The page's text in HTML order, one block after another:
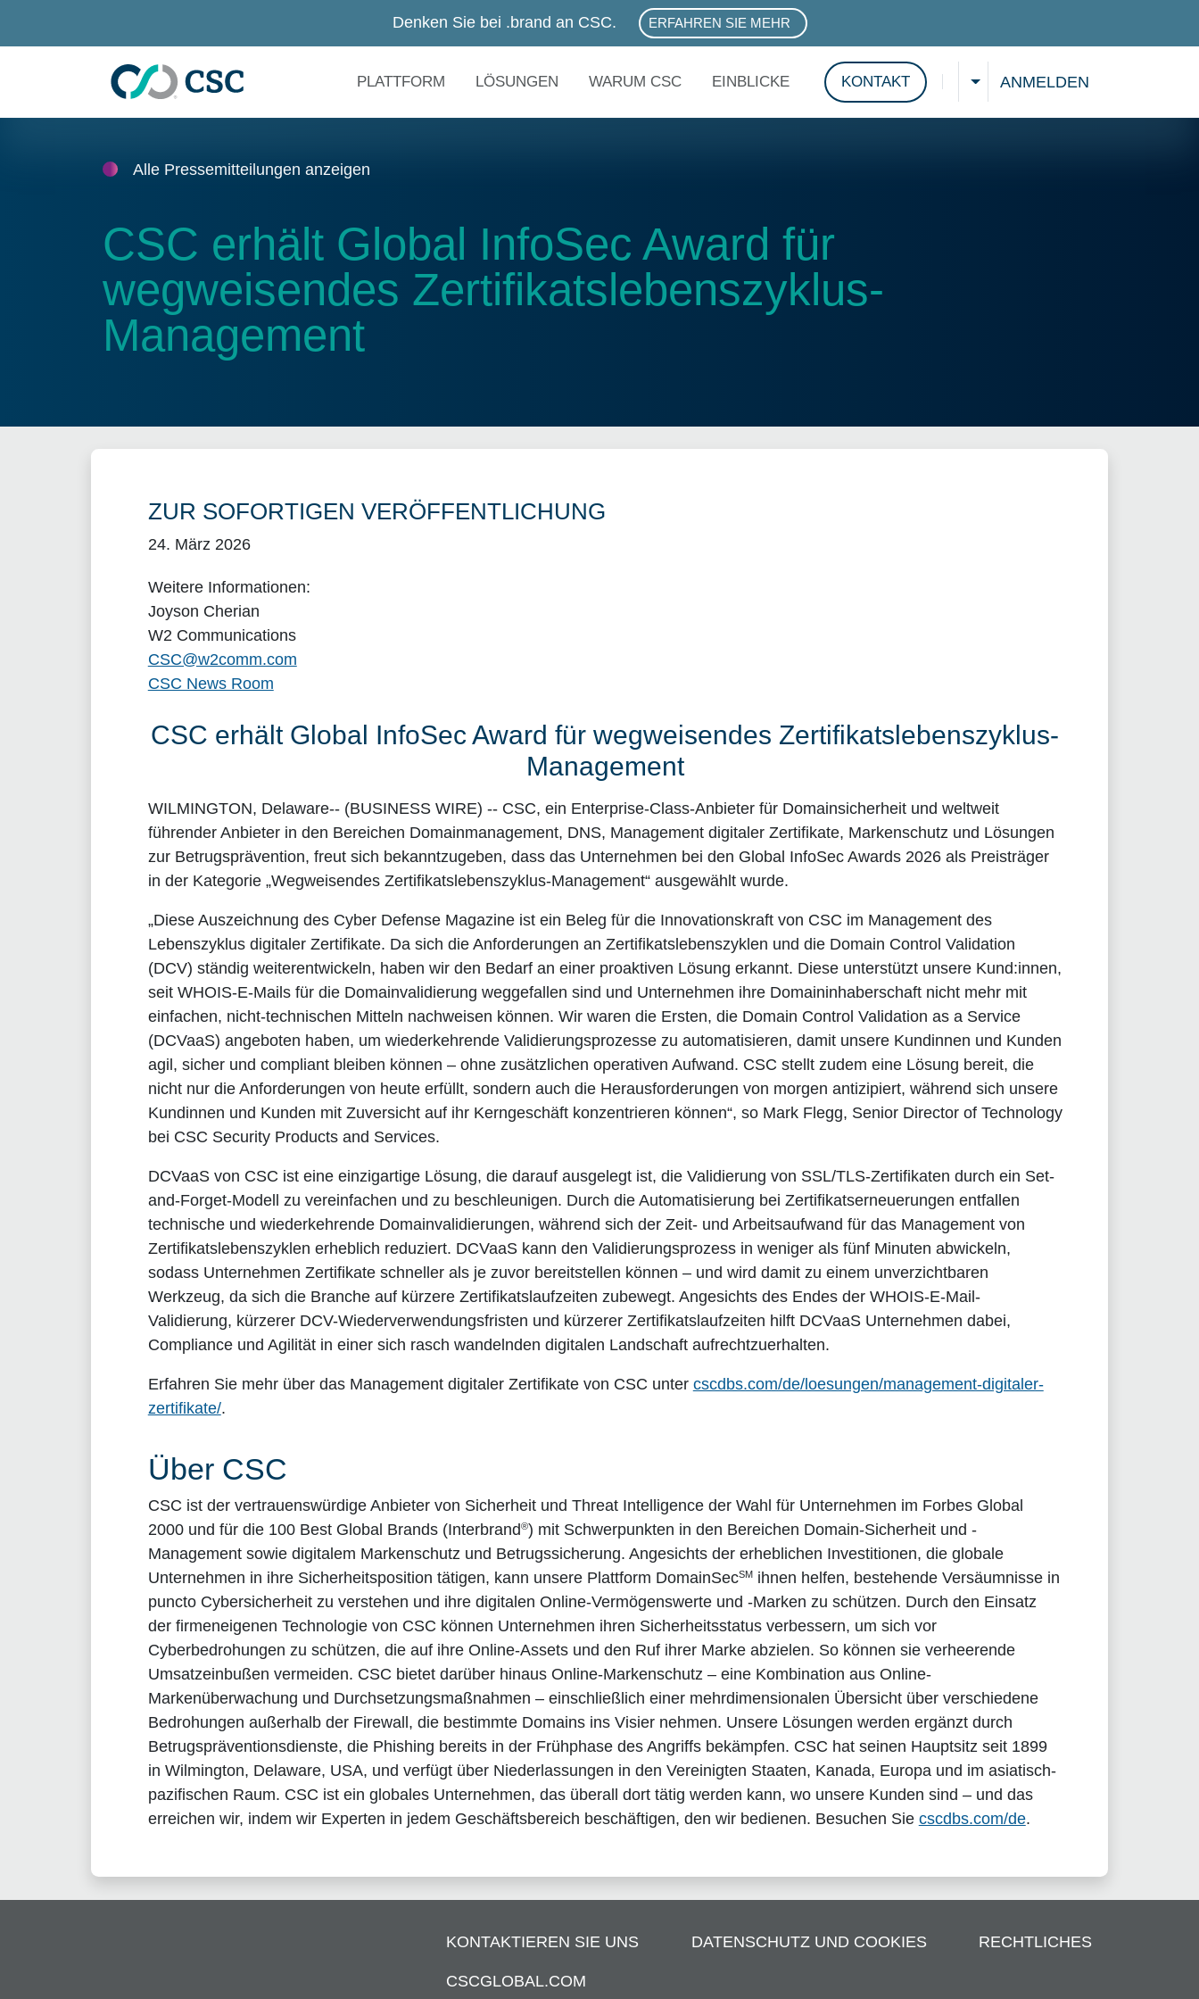
Denken Sie bei .brand an CSC. ERFAHREN SIE MEHR
ABOUT .BRAND SERVICES
PLATTFORM LÖSUNGEN WARUM CSC EINBLICKE KONTAKT Suche anzeigen
WÄHLEN SIE EINE SPRACHE
ANMELDEN
Alle Pressemitteilungen anzeigen
CSC erhält Global InfoSec Award für
wegweisendes Zertifikatslebenszyklus-
Management
ZUR SOFORTIGEN VERÖFFENTLICHUNG
24. März 2026
Weitere Informationen:
Joyson Cherian
W2 Communications
CSC@w2comm.com
CSC News Room
CSC erhält Global InfoSec Award für wegweisendes Zertifikatslebenszyklus-
Management
WILMINGTON, Delaware-- (BUSINESS WIRE) -- CSC, ein Enterprise-Class-Anbieter für Domainsicherheit und weltweit
führender Anbieter in den Bereichen Domainmanagement, DNS, Management digitaler Zertifikate, Markenschutz und Lösungen
zur Betrugsprävention, freut sich bekanntzugeben, dass das Unternehmen bei den Global InfoSec Awards 2026 als Preisträger
in der Kategorie „Wegweisendes Zertifikatslebenszyklus-Management“ ausgewählt wurde.
„Diese Auszeichnung des Cyber Defense Magazine ist ein Beleg für die Innovationskraft von CSC im Management des
Lebenszyklus digitaler Zertifikate. Da sich die Anforderungen an Zertifikatslebenszyklen und die Domain Control Validation
(DCV) ständig weiterentwickeln, haben wir den Bedarf an einer proaktiven Lösung erkannt. Diese unterstützt unsere Kund:innen,
seit WHOIS-E-Mails für die Domainvalidierung weggefallen sind und Unternehmen ihre Domaininhaberschaft nicht mehr mit
einfachen, nicht-technischen Mitteln nachweisen können. Wir waren die Ersten, die Domain Control Validation as a Service
(DCVaaS) angeboten haben, um wiederkehrende Validierungsprozesse zu automatisieren, damit unsere Kundinnen und Kunden
agil, sicher und compliant bleiben können – ohne zusätzlichen operativen Aufwand. CSC stellt zudem eine Lösung bereit, die
nicht nur die Anforderungen von heute erfüllt, sondern auch die Herausforderungen von morgen antizipiert, während sich unsere
Kundinnen und Kunden mit Zuversicht auf ihr Kerngeschäft konzentrieren können“, so Mark Flegg, Senior Director of Technology
bei CSC Security Products and Services.
DCVaaS von CSC ist eine einzigartige Lösung, die darauf ausgelegt ist, die Validierung von SSL/TLS-Zertifikaten durch ein Set-
and-Forget-Modell zu vereinfachen und zu beschleunigen. Durch die Automatisierung bei Zertifikatserneuerungen entfallen
technische und wiederkehrende Domainvalidierungen, während sich der Zeit- und Arbeitsaufwand für das Management von
Zertifikatslebenszyklen erheblich reduziert. DCVaaS kann den Validierungsprozess in weniger als fünf Minuten abwickeln,
sodass Unternehmen Zertifikate schneller als je zuvor bereitstellen können – und wird damit zu einem unverzichtbaren
Werkzeug, da sich die Branche auf kürzere Zertifikatslaufzeiten zubewegt. Angesichts des Endes der WHOIS-E-Mail-
Validierung, kürzerer DCV-Wiederverwendungsfristen und kürzerer Zertifikatslaufzeiten hilft DCVaaS Unternehmen dabei,
Compliance und Agilität in einer sich rasch wandelnden digitalen Landschaft aufrechtzuerhalten.
Erfahren Sie mehr über das Management digitaler Zertifikate von CSC unter cscdbs.com/de/loesungen/management-digitaler-
zertifikate/.
Über CSC
CSC ist der vertrauenswürdige Anbieter von Sicherheit und Threat Intelligence der Wahl für Unternehmen im Forbes Global
2000 und für die 100 Best Global Brands (Interbrand®) mit Schwerpunkten in den Bereichen Domain-Sicherheit und -
Management sowie digitalem Markenschutz und Betrugssicherung. Angesichts der erheblichen Investitionen, die globale
Unternehmen in ihre Sicherheitsposition tätigen, kann unsere Plattform DomainSecSMihnen helfen, bestehende Versäumnisse in
puncto Cybersicherheit zu verstehen und ihre digitalen Online-Vermögenswerte und -Marken zu schützen. Durch den Einsatz
der firmeneigenen Technologie von CSC können Unternehmen ihren Sicherheitsstatus verbessern, um sich vor
Cyberbedrohungen zu schützen, die auf ihre Online-Assets und den Ruf ihrer Marke abzielen. So können sie verheerende
Umsatzeinbußen vermeiden. CSC bietet darüber hinaus Online-Markenschutz – eine Kombination aus Online-
Markenüberwachung und Durchsetzungsmaßnahmen – einschließlich einer mehrdimensionalen Übersicht über verschiedene
Bedrohungen außerhalb der Firewall, die bestimmte Domains ins Visier nehmen. Unsere Lösungen werden ergänzt durch
Betrugspräventionsdienste, die Phishing bereits in der Frühphase des Angriffs bekämpfen. CSC hat seinen Hauptsitz seit 1899
in Wilmington, Delaware, USA, und verfügt über Niederlassungen in den Vereinigten Staaten, Kanada, Europa und im asiatisch-
pazifischen Raum. CSC ist ein globales Unternehmen, das überall dort tätig werden kann, wo unsere Kunden sind – und das
erreichen wir, indem wir Experten in jedem Geschäftsbereich beschäftigen, den wir bedienen. Besuchen Sie cscdbs.com/de.
KONTAKTIEREN SIE UNS DATENSCHUTZ UND COOKIES RECHTLICHES
CSCGLOBAL.COM